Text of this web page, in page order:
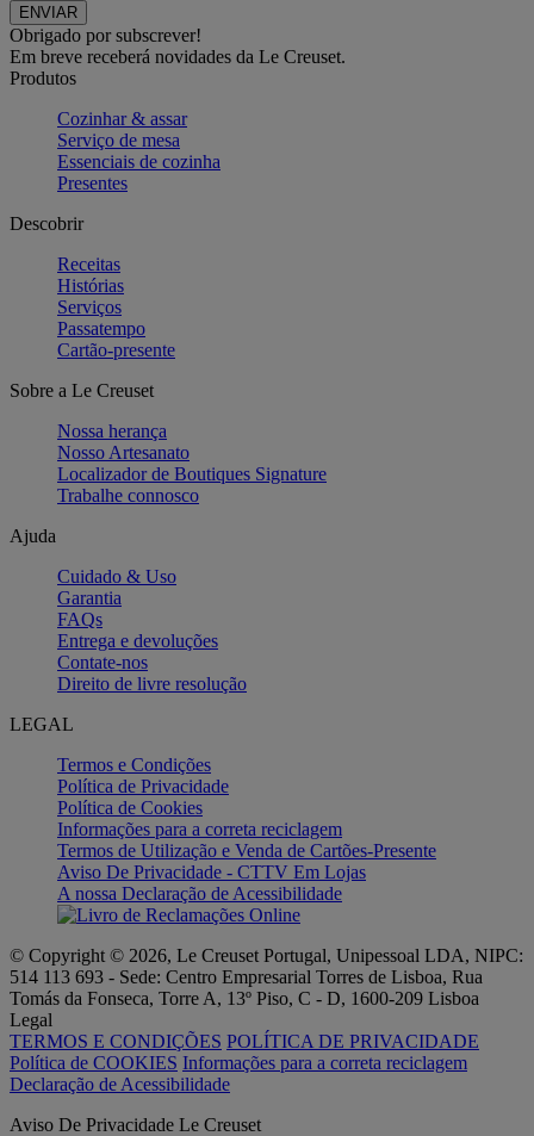
Obrigado por subscrever!
Em breve receberá novidades da Le Creuset.
Produtos
Cozinhar & assar
Serviço de mesa
Essenciais de cozinha
Presentes
Descobrir
Receitas
Histórias
Serviços
Passatempo
Cartão-presente
Sobre a Le Creuset
Nossa herança
Nosso Artesanato
Localizador de Boutiques Signature
Trabalhe connosco
Ajuda
Cuidado & Uso
Garantia
FAQs
Entrega e devoluções
Contate-nos
Direito de livre resolução
LEGAL
Termos e Condições
Política de Privacidade
Política de Cookies
Informações para a correta reciclagem
Termos de Utilização e Venda de Cartões-Presente
Aviso De Privacidade - CTTV Em Lojas
A nossa Declaração de Acessibilidade
© Copyright © 2026, Le Creuset Portugal, Unipessoal LDA, NIPC:
514 113 693 - Sede: Centro Empresarial Torres de Lisboa, Rua
Tomás da Fonseca, Torre A, 13º Piso, C - D, 1600-209 Lisboa
Legal
TERMOS E CONDIÇÕES POLÍTICA DE PRIVACIDADE
Política de COOKIES Informações para a correta reciclagem
Declaração de Acessibilidade
Aviso De Privacidade Le Creuset